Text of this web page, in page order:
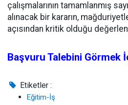
çalışmalarının tamamlanmış
alınacak bir kararın,
açısından kritik olduğu
Başvuru Talebini Görmek
Etiketler :
Eğitim-İş